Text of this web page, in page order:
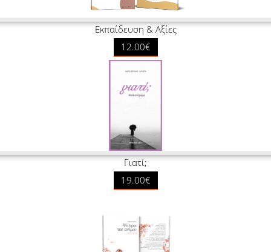
Εκπαίδευση & Αξίες
12.00€
Γιατί;
19.00€